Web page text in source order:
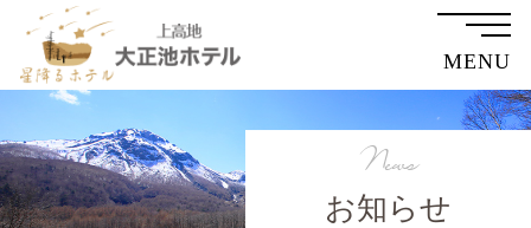
MENU
お知らせ
News